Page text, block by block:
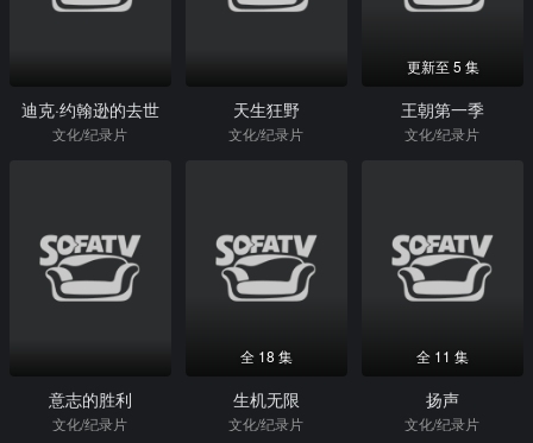
迪克·约翰逊的去世
文化/纪录片
天生狂野
文化/纪录片
更新至 5 集
王朝第一季
文化/纪录片
意志的胜利
文化/纪录片
全 18 集
生机无限
文化/纪录片
全 11 集
扬声
文化/纪录片